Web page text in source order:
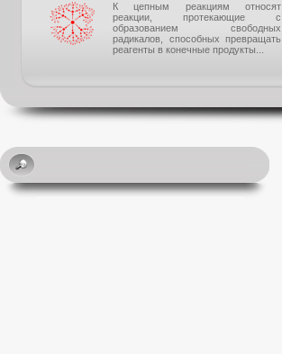
К цепным реакциям относят
реакции, протекающие с
образованием свободных
радикалов, способных превращать
реагенты в конечные продукты...